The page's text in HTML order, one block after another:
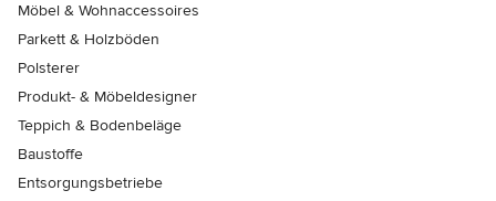
Möbel & Wohnaccessoires
Parkett & Holzböden
Polsterer
Produkt- & Möbeldesigner
Teppich & Bodenbeläge
Baustoffe
Entsorgungsbetriebe